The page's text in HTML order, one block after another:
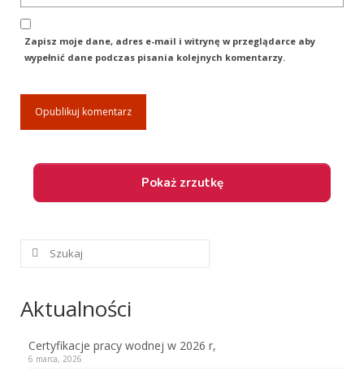
Dogoteriapia Informacje
Sekcje pracy z nowofundlandem
PW – Praca Wodna
ćwiczenia sekcji Pracy Wodnej
Przepisy innych krajów
PT – Posłuszeństwo
PP – praca pociągowa
Zapisz moje dane, adres e-mail i witrynę w przeglądarce aby
wypełnić dane podczas pisania kolejnych komentarzy.
Szuklaj
Aktualności
Certyfikacje pracy wodnej w 2026 r,
6 marca, 2026